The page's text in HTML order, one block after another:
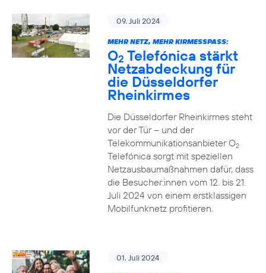
09. Juli 2024
MEHR NETZ, MEHR KIRMESSPASS:
O2 Telefónica stärkt
Netzabdeckung für
die Düsseldorfer
Rheinkirmes
Die Düsseldorfer Rheinkirmes steht
vor der Tür – und der
Telekommunikationsanbieter O2
Telefónica sorgt mit speziellen
Netzausbaumaßnahmen dafür, dass
die Besucher:innen vom 12. bis 21.
Juli 2024 von einem erstklassigen
Mobilfunknetz profitieren.
01. Juli 2024